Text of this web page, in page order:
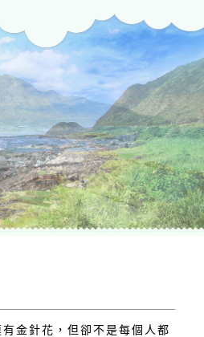
金針花，但卻不是每個人都